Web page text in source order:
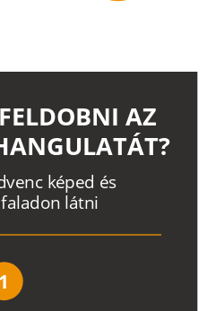
venc képed és
faladon látni
AZ
1